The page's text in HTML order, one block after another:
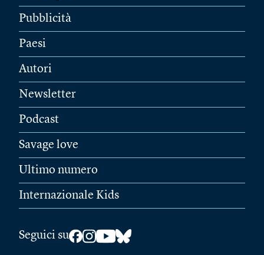
Pubblicità
Paesi
Autori
Newsletter
Podcast
Savage love
Ultimo numero
Internazionale Kids
Seguici su